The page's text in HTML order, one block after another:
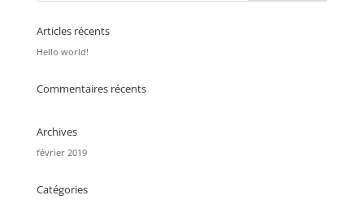
Articles récents
Hello world!
Commentaires récents
Archives
février 2019
Catégories